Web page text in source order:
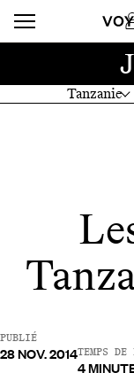
Tanzanie
PUBLIÉ
28 NOV. 2014TEMPS DE
4